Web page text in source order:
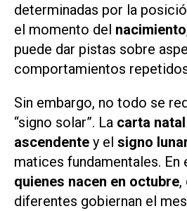
determinadas por la
el momento del nacimiento
puede dar pistas sobre
comportamientos
Sin embargo, no todo se
“signo solar”. La carta natal
ascendente y el signo
matices fundamentales. En
quienes nacen en octubre,
diferentes gobiernan el